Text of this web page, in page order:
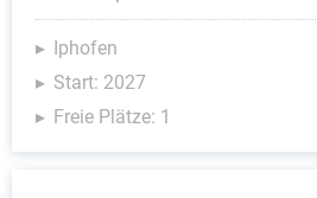
Iphofen
Start: 2027
Freie Plätze: 1